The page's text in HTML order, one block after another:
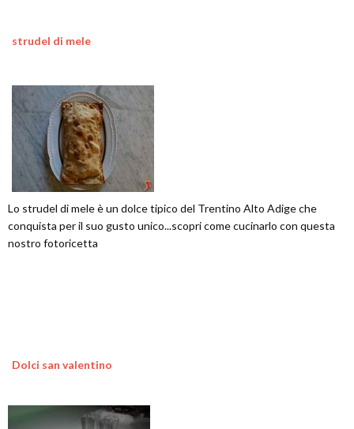
strudel di mele
Lo strudel di mele è un dolce tipico del Trentino Alto Adige che
conquista per il suo gusto unico...scopri come cucinarlo con questa
nostro fotoricetta
Dolci san valentino